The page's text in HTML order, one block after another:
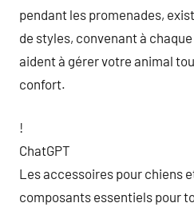
pendant les promenades,
de styles, convenant à
aident à gérer votre animal
confort.
!
ChatGPT
Les accessoires pour chiens
composants essentiels pour